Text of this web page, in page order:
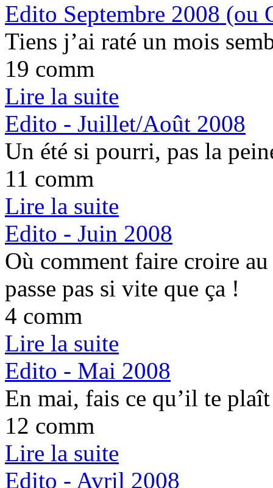
Edito Septembre 2008 (ou
Tiens j’ai raté un mois
19 comm
Lire la suite
Edito - Juillet/Août 2008
Un été si pourri, pas la
11 comm
Lire la suite
Edito - Juin 2008
Où comment faire croire
passe pas si vite que ça !
4 comm
Lire la suite
Edito - Mai 2008
En mai, fais ce qu’il te plaît
12 comm
Lire la suite
Edito - Avril 2008